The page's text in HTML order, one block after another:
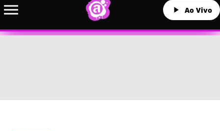
Ao Vivo